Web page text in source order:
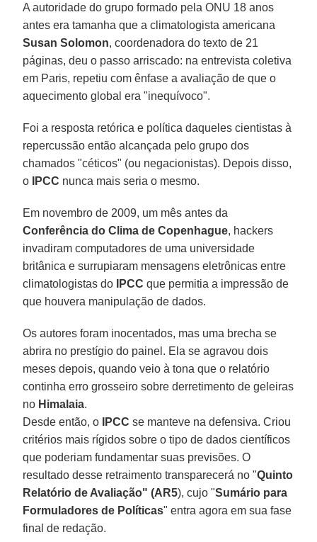
A autoridade do grupo formado pela ONU 18 anos
antes era tamanha que a climatologista americana
Susan Solomon, coordenadora do texto de 21
páginas, deu o passo arriscado: na entrevista coletiva
em Paris, repetiu com ênfase a avaliação de que o
aquecimento global era "inequívoco".
Foi a resposta retórica e política daqueles cientistas à
repercussão então alcançada pelo grupo dos
chamados "céticos" (ou negacionistas). Depois disso,
o
IPCC nunca mais seria o mesmo.
Em novembro de 2009, um mês antes da
Conferência do Clima de Copenhague, hackers
invadiram computadores de uma universidade
britânica e surrupiaram mensagens eletrônicas entre
climatologistas do
IPCC que permitia a impressão de
que houvera manipulação de dados.
Os autores foram inocentados, mas uma brecha se
abrira no prestígio do painel. Ela se agravou dois
meses depois, quando veio à tona que o relatório
continha erro grosseiro sobre derretimento de geleiras
no Himalaia.
Desde então, o
IPCC se manteve na defensiva. Criou
critérios mais rígidos sobre o tipo de dados científicos
que poderiam fundamentar suas previsões. O
resultado desse retraimento transparecerá no "Quinto
Relatório de Avaliação" (AR5), cujo "Sumário para
Formuladores de Políticas" entra agora em sua fase
final de redação.